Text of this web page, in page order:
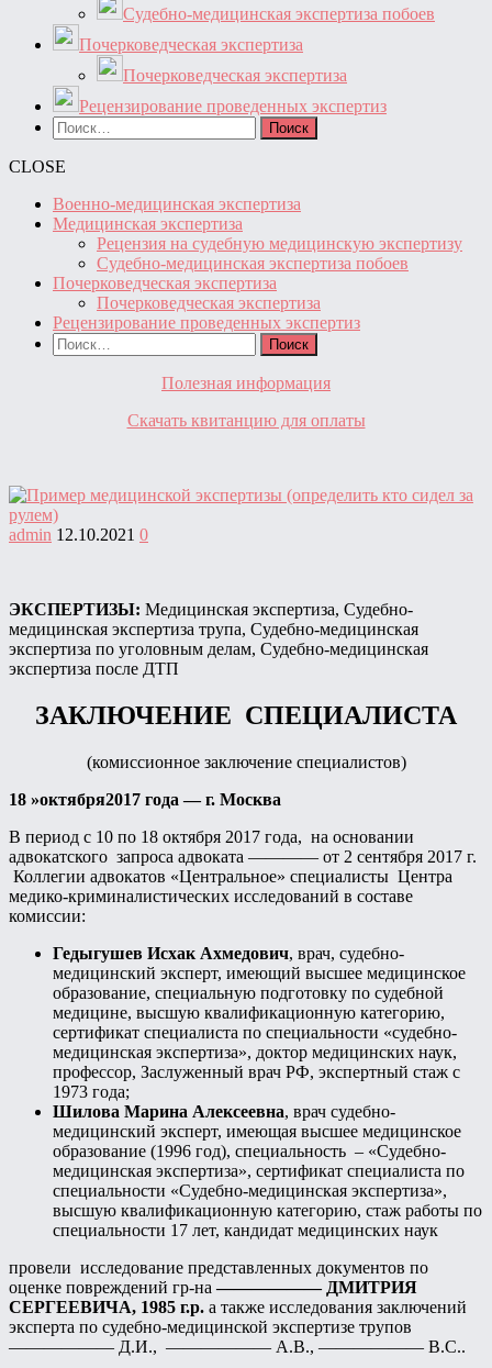
Судебно-медицинская экспертиза побоев
Почерковедческая экспертиза
Почерковедческая экспертиза
Рецензирование проведенных экспертиз
Найти:
CLOSE
Военно-медицинская экспертиза
Медицинская экспертиза
Рецензия на судебную медицинскую экспертизу
Судебно-медицинская экспертиза побоев
Почерковедческая экспертиза
Почерковедческая экспертиза
Рецензирование проведенных экспертиз
Найти:
Полезная информация
Скачать квитанцию для оплаты
admin 12.10.2021 0
ЭКСПЕРТИЗЫ: Медицинская экспертиза, Судебно-
медицинская экспертиза трупа, Судебно-медицинская
экспертиза по уголовным делам, Судебно-медицинская
экспертиза после ДТП
ЗАКЛЮЧЕНИЕ СПЕЦИАЛИСТА
(комиссионное заключение специалистов)
18 »октября2017 года — г. Москва
В период с 10 по 18 октября 2017 года, на основании
адвокатского запроса адвоката ———— от 2 сентября 2017 г.
Коллегии адвокатов «Центральное» специалисты Центра
медико-криминалистических исследований в составе
комиссии:
Гедыгушев Исхак Ахмедович, врач, судебно-
медицинский эксперт, имеющий высшее медицинское
образование, специальную подготовку по судебной
медицине, высшую квалификационную категорию,
сертификат специалиста по специальности «судебно-
медицинская экспертиза», доктор медицинских наук,
профессор, Заслуженный врач РФ, экспертный стаж с
1973 года;
Шилова Марина Алексеевна, врач судебно-
медицинский эксперт, имеющая высшее медицинское
образование (1996 год), специальность – «Судебно-
медицинская экспертиза», сертификат специалиста по
специальности «Судебно-медицинская экспертиза»,
высшую квалификационную категорию, стаж работы по
специальности 17 лет, кандидат медицинских наук
провели исследование представленных документов по
оценке повреждений гр-на—————— ДМИТРИЯ
СЕРГЕЕВИЧА, 1985 г.р. а также исследования заключений
эксперта по судебно-медицинской экспертизе трупов
—————— Д.И., —————— А.В., —————— В.С..